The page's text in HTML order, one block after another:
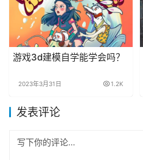
游戏3d建模自学能学会吗？
2023年3月31日 1.2K
发表评论